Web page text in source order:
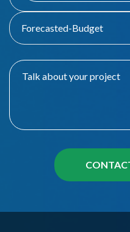
Forecasted-Budget